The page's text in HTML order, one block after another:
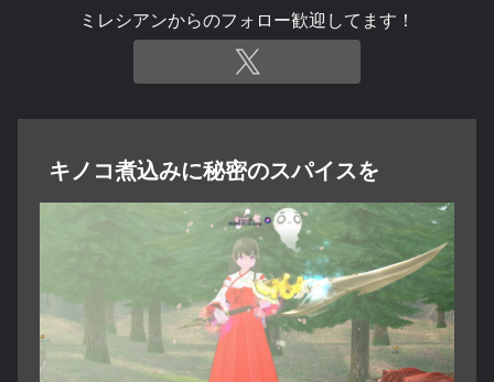
ミレシアンからのフォロー歓迎してます！
キノコ煮込みに秘密のスパイスを